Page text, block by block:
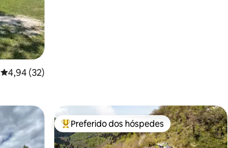
4,94 de uma avaliação média de 5, 32 avaliações
4,94 (32)
Entre os melhores preferidos dos hóspedes
Preferido dos hóspedes